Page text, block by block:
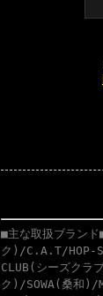
■主な取扱ブラン
ク)/C.A.T/HOP-
CLUB(シーズク
ク)/SOWA(桑和)/